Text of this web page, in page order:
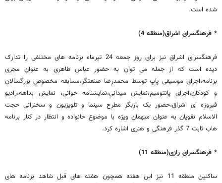
شده است.
* فرهنگسرای اشراق(منطقه 4)
فرهنگسرای اشراق نیز برای روز جمعه 24 تیرماه برنامه های مختلفی را تدارک
دیده است که از جمله می توان به حضور عباس طاهری به عنوان مجری
برنامه،اجرای موسیقی پاپ توسط محمدرضا صنعتگر،مسابقه مخصوص بزرگسالان
و کودکان،اجرای پانتومیم،نمایش میدانی،نمایشنامه خوانی، نمایش بداهه،رادیو
فیروزه ای اشراق،حضور یک بازیگر مطرح سینما و تلویزیون و سخنرانی حجت
الاسلام نقویان به عنوان میهمان ویژه با موضوع خانواده و انتظار در کنار برنامه
هاب ثابت 7 گذر فرهنگی و هنری اشاره کرد.
* فرهنگسرای رازی(منطقه 11)
ساکنین منطقه 11 نیز این هفته همچون هفته های قبل شاهد برنامه های